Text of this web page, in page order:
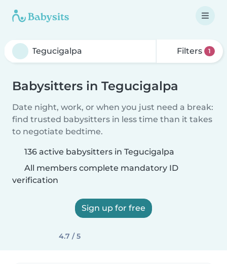
Filters 1
Babysitters in Tegucigalpa
Date night, work, or when you just need a break:
find trusted babysitters in less time than it takes
to negotiate bedtime.
136 active babysitters in Tegucigalpa
All members complete mandatory ID
verification
Sign up for free
4.7 / 5